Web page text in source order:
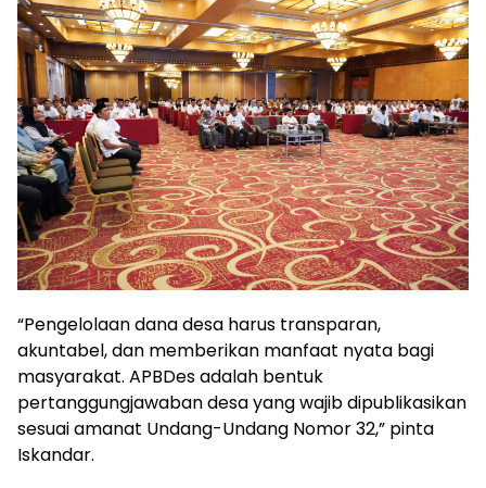
“Pengelolaan dana desa harus transparan,
akuntabel, dan memberikan manfaat nyata bagi
masyarakat. APBDes adalah bentuk
pertanggungjawaban desa yang wajib dipublikasikan
sesuai amanat Undang-Undang Nomor 32,” pinta
Iskandar.